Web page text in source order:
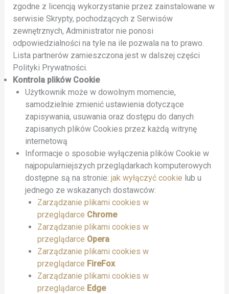
zgodne z licencją wykorzystanie przez zainstalowane w
serwisie Skrypty, pochodzących z Serwisów
zewnętrznych, Administrator nie ponosi
odpowiedzialności na tyle na ile pozwala na to prawo.
Lista partnerów zamieszczona jest w dalszej części
Polityki Prywatności.
Kontrola plików Cookie
Użytkownik może w dowolnym momencie,
samodzielnie zmienić ustawienia dotyczące
zapisywania, usuwania oraz dostępu do danych
zapisanych plików Cookies przez każdą witrynę
internetową
Informacje o sposobie wyłączenia plików Cookie w
najpopularniejszych przeglądarkach komputerowych
dostępne są na stronie: jak wyłączyć cookie lub u
jednego ze wskazanych dostawców:
Zarządzanie plikami cookies w
przeglądarce Chrome
Zarządzanie plikami cookies w
przeglądarce Opera
Zarządzanie plikami cookies w
przeglądarce FireFox
Zarządzanie plikami cookies w
przeglądarce Edge